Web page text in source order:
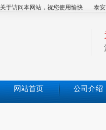
关于访问本网站，祝您使用愉快 泰
网站首页 公司介绍